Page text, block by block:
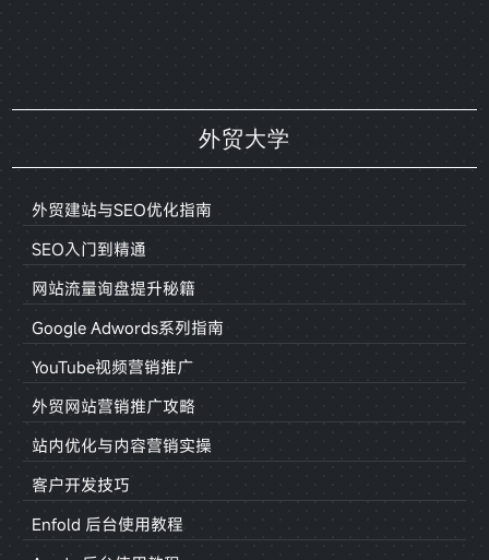
外贸大学
外贸建站与SEO优化指南
SEO入门到精通
网站流量询盘提升秘籍
Google Adwords系列指南
YouTube视频营销推广
外贸网站营销推广攻略
站内优化与内容营销实操
客户开发技巧
Enfold 后台使用教程